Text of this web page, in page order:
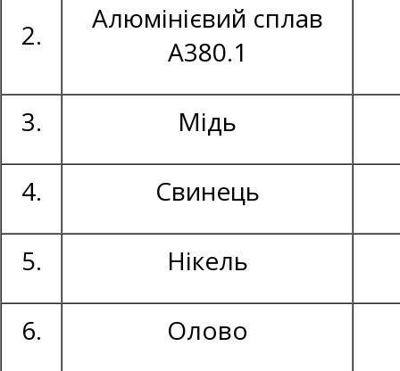
2.
Алюмінієвий сплав
А380.1
3. Мідь
4. Свинець
5. Нікель
6. Олово